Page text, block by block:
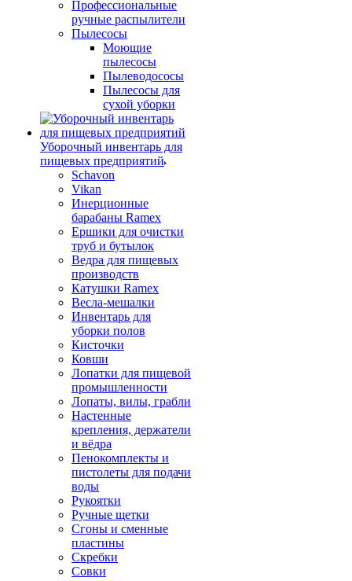
Профессиональные
ручные распылители
Пылесосы
Моющие
пылесосы
Пылеводососы
Пылесосы для
сухой уборки
Уборочный инвентарь для
пищевых предприятий
Schavon
Vikan
Инерционные
барабаны Ramex
Ершики для очистки
труб и бутылок
Ведра для пищевых
производств
Катушки Ramex
Весла-мешалки
Инвентарь для
уборки полов
Кисточки
Ковши
Лопатки для пищевой
промышленности
Лопаты, вилы, грабли
Настенные
крепления, держатели
и вёдра
Пенокомплекты и
пистолеты для подачи
воды
Рукоятки
Ручные щетки
Сгоны и сменные
пластины
Скребки
Совки